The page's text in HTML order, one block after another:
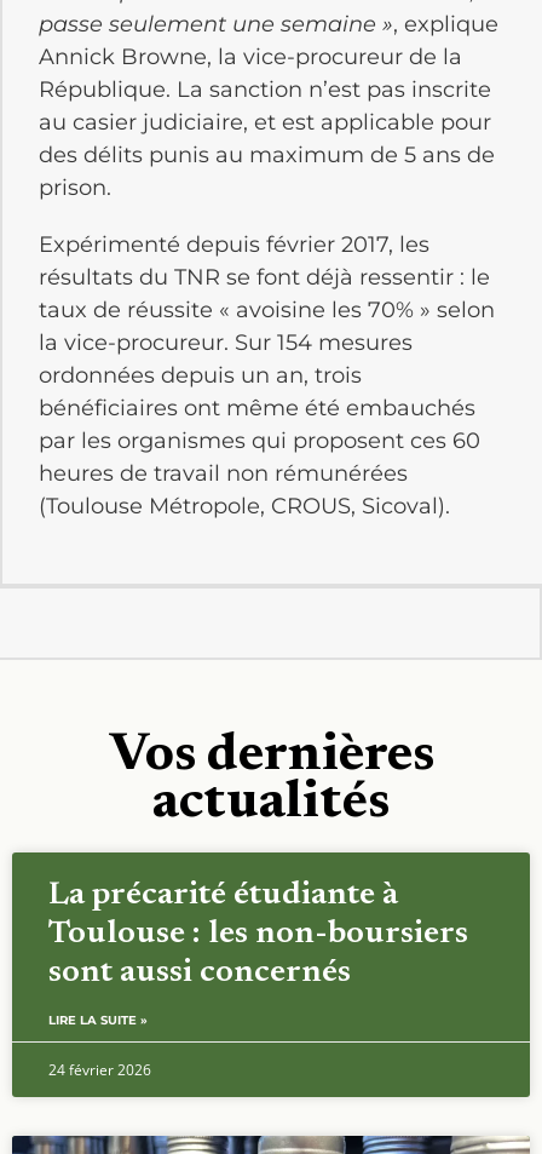
passe seulement une semaine », explique
Annick Browne, la vice-procureur de la
République. La sanction n’est pas inscrite
au casier judiciaire, et est applicable pour
des délits punis au maximum de 5 ans de
prison.
Expérimenté depuis février 2017, les
résultats du TNR se font déjà ressentir : le
taux de réussite « avoisine les 70% » selon
la vice-procureur. Sur 154 mesures
ordonnées depuis un an, trois
bénéficiaires ont même été embauchés
par les organismes qui proposent ces 60
heures de travail non rémunérées
(Toulouse Métropole, CROUS, Sicoval).
Vos dernières
actualités
La précarité étudiante à
Toulouse : les non-boursiers
sont aussi concernés
LIRE LA SUITE »
24 février 2026